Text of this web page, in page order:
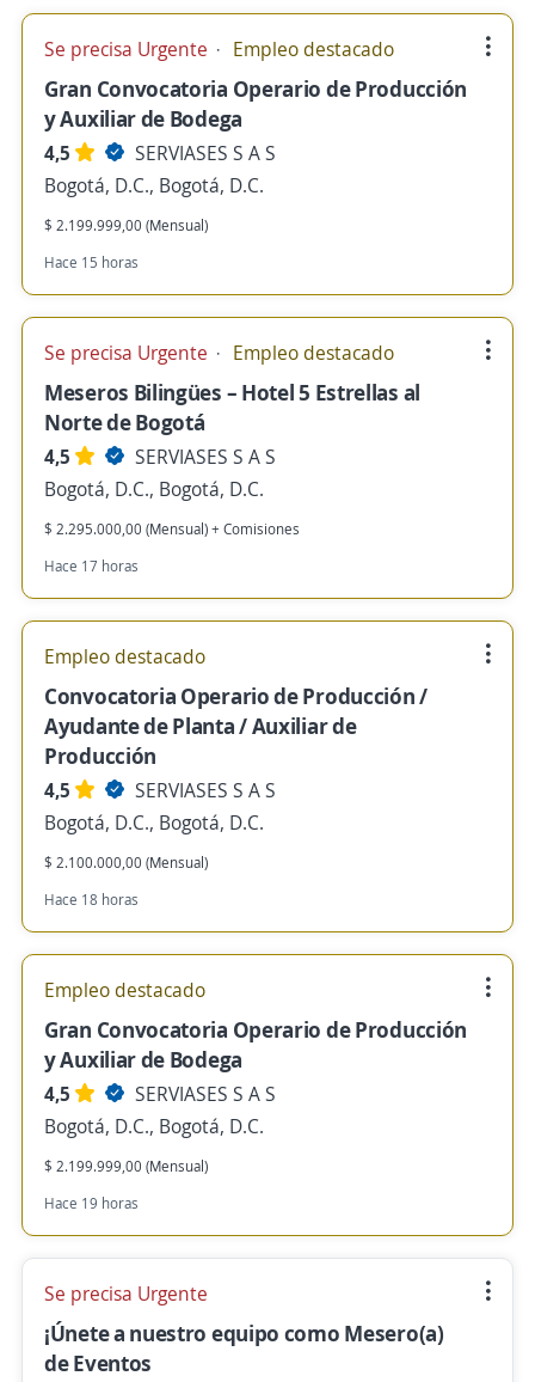
Se precisa Urgente Empleo destacado
Gran Convocatoria Operario de Producción
y Auxiliar de Bodega
4,5
SERVIASES S A S
Bogotá, D.C., Bogotá, D.C.
$ 2.199.999,00 (Mensual)
Hace 15 horas
Se precisa Urgente Empleo destacado
Meseros Bilingües – Hotel 5 Estrellas al
Norte de Bogotá
4,5
SERVIASES S A S
Bogotá, D.C., Bogotá, D.C.
$ 2.295.000,00 (Mensual) + Comisiones
Hace 17 horas
Empleo destacado
Convocatoria Operario de Producción /
Ayudante de Planta / Auxiliar de
Producción
4,5
SERVIASES S A S
Bogotá, D.C., Bogotá, D.C.
$ 2.100.000,00 (Mensual)
Hace 18 horas
Empleo destacado
Gran Convocatoria Operario de Producción
y Auxiliar de Bodega
4,5
SERVIASES S A S
Bogotá, D.C., Bogotá, D.C.
$ 2.199.999,00 (Mensual)
Hace 19 horas
Se precisa Urgente
¡Únete a nuestro equipo como Mesero(a)
de Eventos